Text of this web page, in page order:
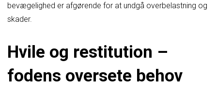
bevægelighed er afgørende for at undgå overbelastning og
skader.
Hvile og restitution –
fodens oversete behov